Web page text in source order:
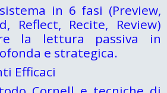
in 6 fasi (Preview,
Reflect, Recite, Review)
la lettura passiva in
e strategica.
Efficaci